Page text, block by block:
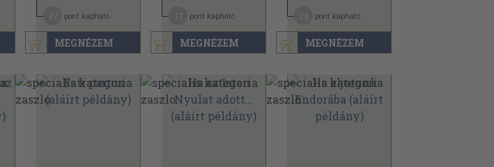
MEGNÉZEM
pont kapható
MEGNÉZEM
pont kapható
MEGNÉZEM
pont kapható